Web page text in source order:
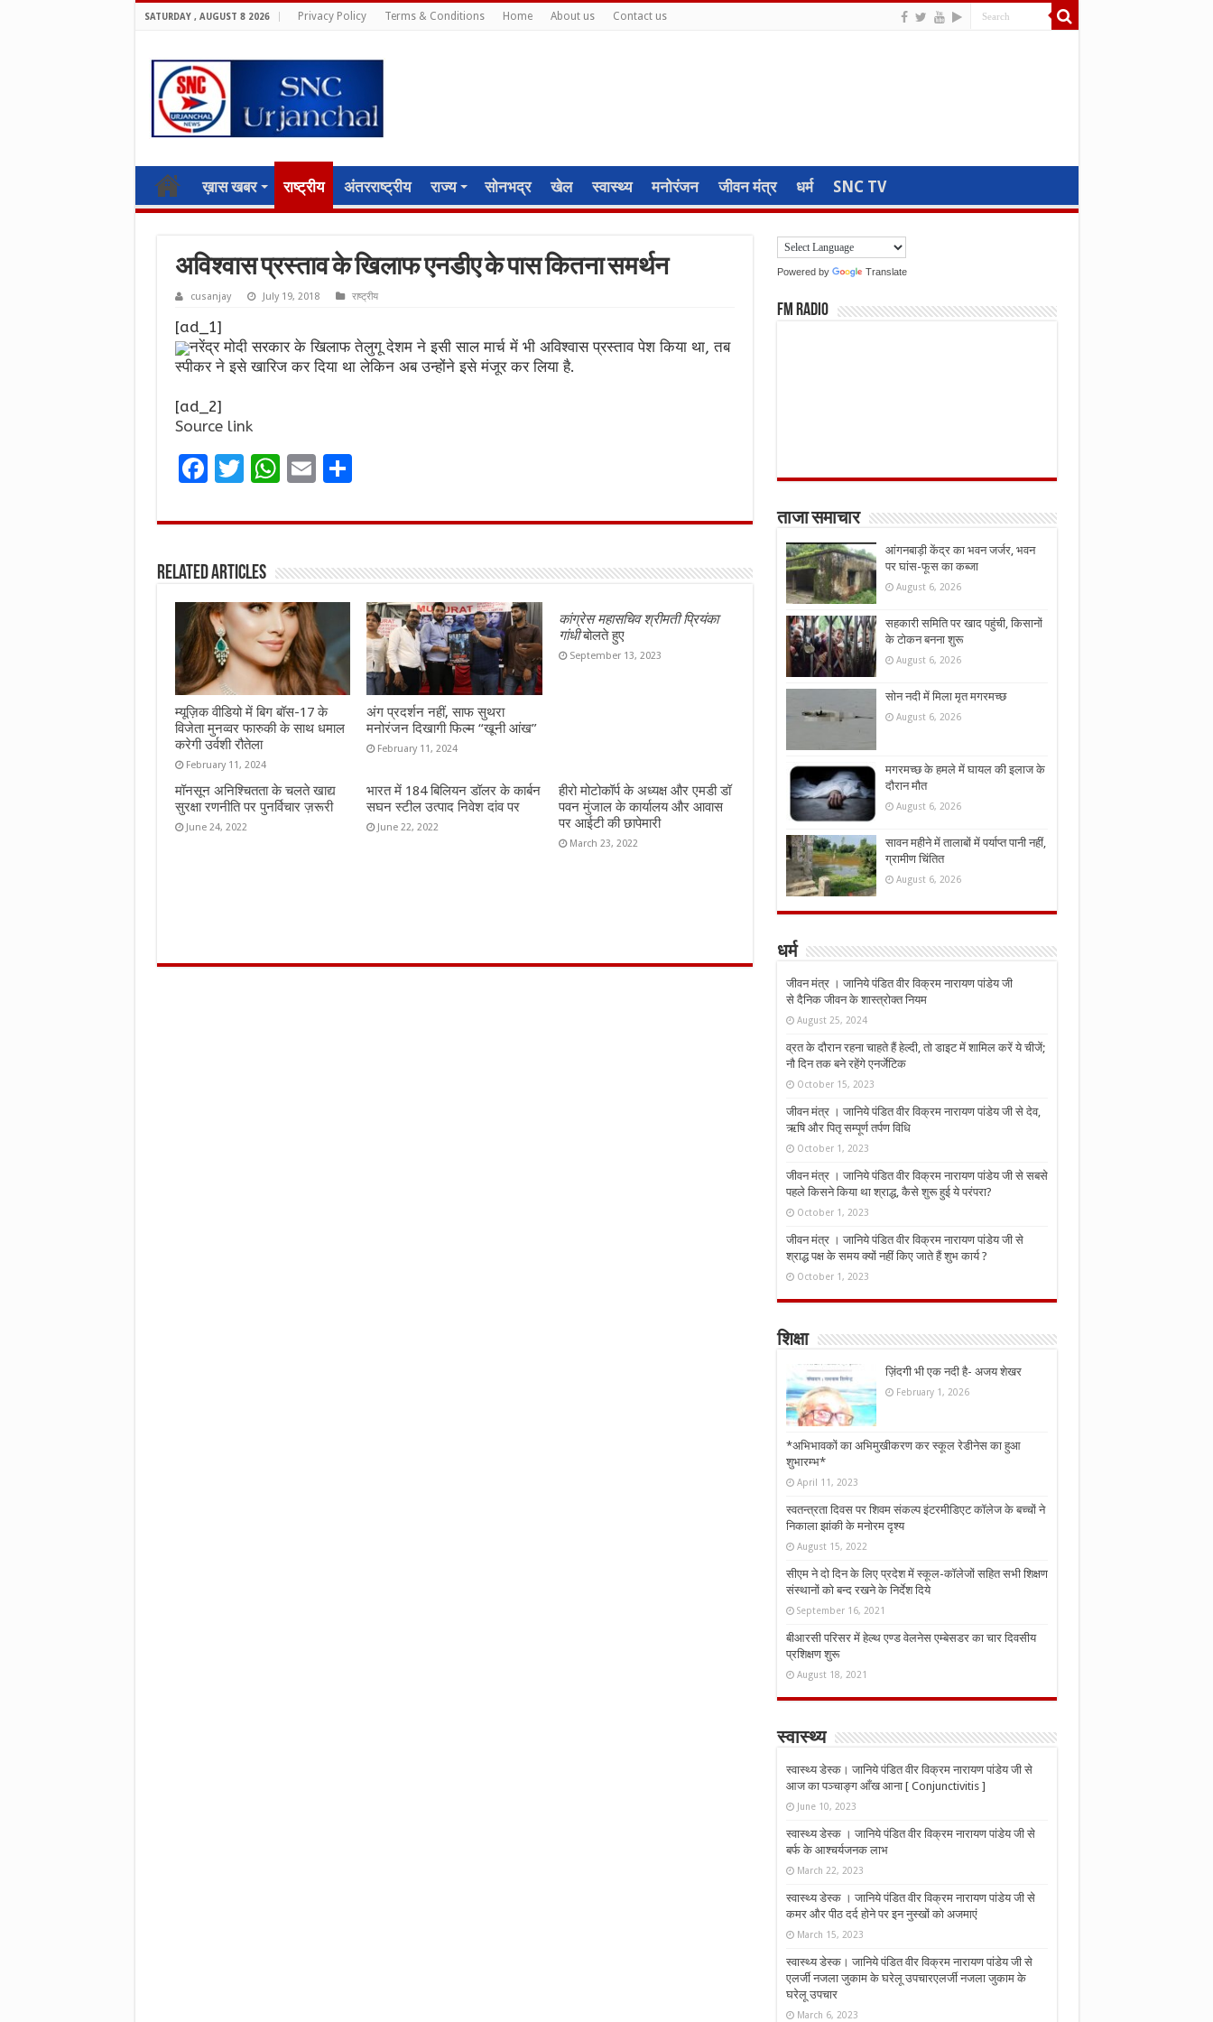
SATURDAY , AUGUST 8 2026 Privacy Policy Terms & Conditions Home About us Contact us
ख़ास खबर राष्ट्रीय अंतरराष्ट्रीय राज्य सोनभद्र खेल स्वास्थ्य मनोरंजन जीवन मंत्र धर्म SNC TV
अविश्वास प्रस्ताव के खिलाफ एनडीए के पास कितना समर्थन
cusanjay July 19, 2018 राष्ट्रीय
[ad_1]
नरेंद्र मोदी सरकार के खिलाफ तेलुगू देशम ने इसी साल मार्च में भी अविश्वास प्रस्ताव पेश किया था, तब
स्पीकर ने इसे खारिज कर दिया था लेकिन अब उन्होंने इसे मंजूर कर लिया है.
[ad_2]
Source link
F
ce
o
o
k
T
it
r
W
at
A
p
p
E
ai
S
ar
Related Articles
म्यूज़िक वीडियो में बिग बॉस-17 के
विजेता मुनव्वर फारुकी के साथ धमाल
करेगी उर्वशी रौतेला
February 11, 2024
अंग प्रदर्शन नहीं, साफ सुथरा
मनोरंजन दिखागी फिल्म “खूनी आंख”
February 11, 2024
कांग्रेस महासचिव श्रीमती प्रियंका
गांधीबोलते हुए
September 13, 2023
मॉनसून अनिश्चितता के चलते खाद्य
सुरक्षा रणनीति पर पुनर्विचार ज़रूरी
June 24, 2022
भारत में 184 बिलियन डॉलर के कार्बन
सघन स्टील उत्पाद निवेश दांव पर
June 22, 2022
हीरो मोटोकॉर्प के अध्यक्ष और एमडी डॉ
पवन मुंजाल के कार्यालय और आवास
पर आईटी की छापेमारी
March 23, 2022
Powered by Translate
FM Radio
ताजा समाचार
आंगनबाड़ी केंद्र का भवन जर्जर, भवन
पर घांस-फूस का कब्जा
August 6, 2026
सहकारी समिति पर खाद पहुंची, किसानों
के टोकन बनना शुरू
August 6, 2026
सोन नदी में मिला मृत मगरमच्छ
August 6, 2026
मगरमच्छ के हमले में घायल की इलाज के
दौरान मौत
August 6, 2026
सावन महीने में तालाबों में पर्याप्त पानी नहीं,
ग्रामीण चिंतित
August 6, 2026
धर्म
जीवन मंत्र । जानिये पंडित वीर विक्रम नारायण पांडेय जी
से दैनिक जीवन के शास्त्रोक्त नियम
August 25, 2024
व्रत के दौरान रहना चाहते हैं हेल्दी, तो डाइट में शामिल करें ये चीजें;
नौ दिन तक बने रहेंगे एनर्जेटिक
October 15, 2023
जीवन मंत्र । जानिये पंडित वीर विक्रम नारायण पांडेय जी से देव,
ऋषि और पितृ सम्पूर्ण तर्पण विधि
October 1, 2023
जीवन मंत्र । जानिये पंडित वीर विक्रम नारायण पांडेय जी से सबसे
पहले किसने किया था श्राद्ध, कैसे शुरू हुई ये परंपरा?
October 1, 2023
जीवन मंत्र । जानिये पंडित वीर विक्रम नारायण पांडेय जी से
श्राद्ध पक्ष के समय क्यों नहीं किए जाते हैं शुभ कार्य ?
October 1, 2023
शिक्षा
ज़िंदगी भी एक नदी है- अजय शेखर
February 1, 2026
*अभिभावकों का अभिमुखीकरण कर स्कूल रेडीनेस का हुआ
शुभारम्भ*
April 11, 2023
स्वतन्त्रता दिवस पर शिवम संकल्प इंटरमीडिएट कॉलेज के बच्चों ने
निकाला झांकी के मनोरम दृश्य
August 15, 2022
सीएम ने दो दिन के लिए प्रदेश में स्कूल-कॉलेजों सहित सभी शिक्षण
संस्थानों को बन्द रखने के निर्देश दिये
September 16, 2021
बीआरसी परिसर में हेल्थ एण्ड वेलनेस एम्बेसडर का चार दिवसीय
प्रशिक्षण शुरू
August 18, 2021
स्वास्थ्य
स्वास्थ्य डेस्क। जानिये पंडित वीर विक्रम नारायण पांडेय जी से
आज का पञ्चाङ्ग आँख आना [ Conjunctivitis ]
June 10, 2023
स्वास्थ्य डेस्क । जानिये पंडित वीर विक्रम नारायण पांडेय जी से
बर्फ के आश्चर्यजनक लाभ
March 22, 2023
स्वास्थ्य डेस्क । जानिये पंडित वीर विक्रम नारायण पांडेय जी से
कमर और पीठ दर्द होने पर इन नुस्‍खों को अजमाएं
March 15, 2023
स्वास्थ्य डेस्क। जानिये पंडित वीर विक्रम नारायण पांडेय जी से
एलर्जी नजला जुकाम के घरेलू उपचारएलर्जी नजला जुकाम के
घरेलू उपचार
March 6, 2023